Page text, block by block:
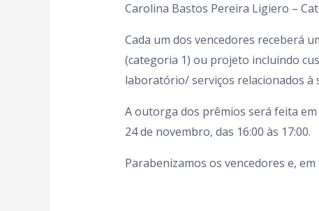
Carolina Bastos Pereira Ligiero –
Cada um dos vencedores receberá
(categoria 1) ou projeto incluindo
laboratório/ serviços relacionados à
A outorga dos prêmios será feita
24 de novembro, das 16:00 às 17:00.
Parabenizamos os vencedores e,